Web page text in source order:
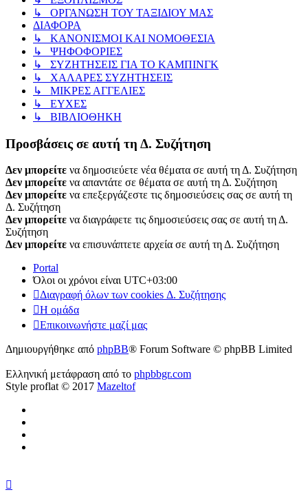
↳ ΟΡΓΑΝΩΣΗ ΤΟΥ ΤΑΞΙΔΙΟΥ ΜΑΣ
ΔΙΑΦΟΡΑ
↳ ΚΑΝΟΝΙΣΜΟΙ ΚΑΙ ΝΟΜΟΘΕΣΙΑ
↳ ΨΗΦΟΦΟΡΙΕΣ
↳ ΣΥΖΗΤΗΣΕΙΣ ΓΙΑ ΤΟ ΚΑΜΠΙΝΓΚ
↳ ΧΑΛΑΡΕΣ ΣΥΖΗΤΗΣΕΙΣ
↳ ΜΙΚΡΕΣ ΑΓΓΕΛΙΕΣ
↳ ΕΥΧΕΣ
↳ ΒΙΒΛΙΟΘΗΚΗ
Προσβάσεις σε αυτή τη Δ. Συζήτηση
Δεν μπορείτε να δημοσιεύετε νέα θέματα σε αυτή τη Δ. Συζήτηση
Δεν μπορείτε να απαντάτε σε θέματα σε αυτή τη Δ. Συζήτηση
Δεν μπορείτε να επεξεργάζεστε τις δημοσιεύσεις σας σε αυτή τη
Δ. Συζήτηση
Δεν μπορείτε να διαγράφετε τις δημοσιεύσεις σας σε αυτή τη Δ.
Συζήτηση
Δεν μπορείτε να επισυνάπτετε αρχεία σε αυτή τη Δ. Συζήτηση
Portal
Όλοι οι χρόνοι είναι UTC+03:00
Διαγραφή όλων των cookies Δ. Συζήτησης
Η ομάδα
Επικοινωνήστε μαζί μας
Δημιουργήθηκε από phpBB® Forum Software © phpBB Limited
Ελληνική μετάφραση από το phpbbgr.com
Style proflat © 2017 Mazeltof